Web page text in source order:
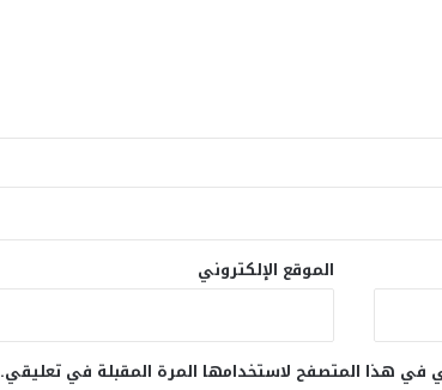
الموقع الإلكتروني
في هذا المتصفح لاستخدامها المرة المقبلة في تعليقي.